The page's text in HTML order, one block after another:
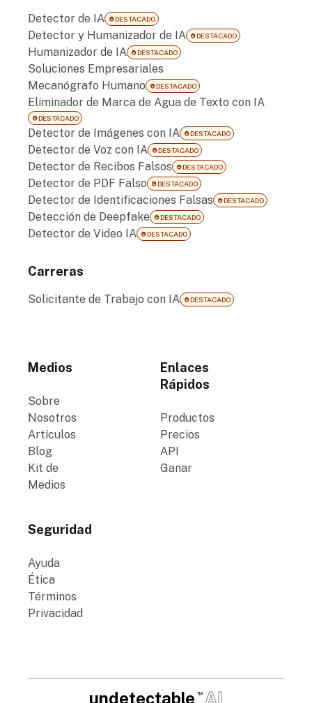
Detector de IA DESTACADO
Detector y Humanizador de IA DESTACADO
Humanizador de IA DESTACADO
Soluciones Empresariales
Mecanógrafo Humano
DESTACADO
Eliminador de Marca de Agua de Texto con IA
DESTACADO
Detector de Imágenes con IA DESTACADO
Detector de Voz con IA DESTACADO
Detector de Recibos Falsos DESTACADO
Detector de PDF Falso DESTACADO
Detector de Identificaciones Falsas DESTACADO
Detección de Deepfake DESTACADO
Detector de Video IA DESTACADO
Carreras
Solicitante de Trabajo con IA DESTACADO
Medios
Sobre
Nosotros
Artículos
Blog
Kit de
Medios
Enlaces
Rápidos
Productos
Precios
API
Ganar
Seguridad
Ayuda
Ética
Términos
Privacidad
undetectable TM AI